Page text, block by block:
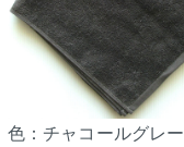
色：チャコールグレー